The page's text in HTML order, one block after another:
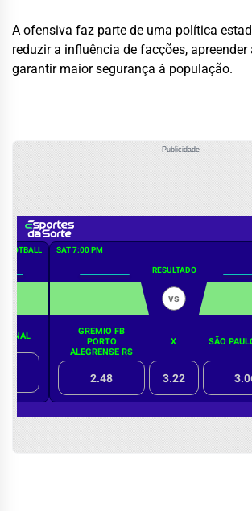
A ofensiva faz parte de uma política
reduzir a influência de facções, apreender
garantir maior segurança à população.
Publicidade